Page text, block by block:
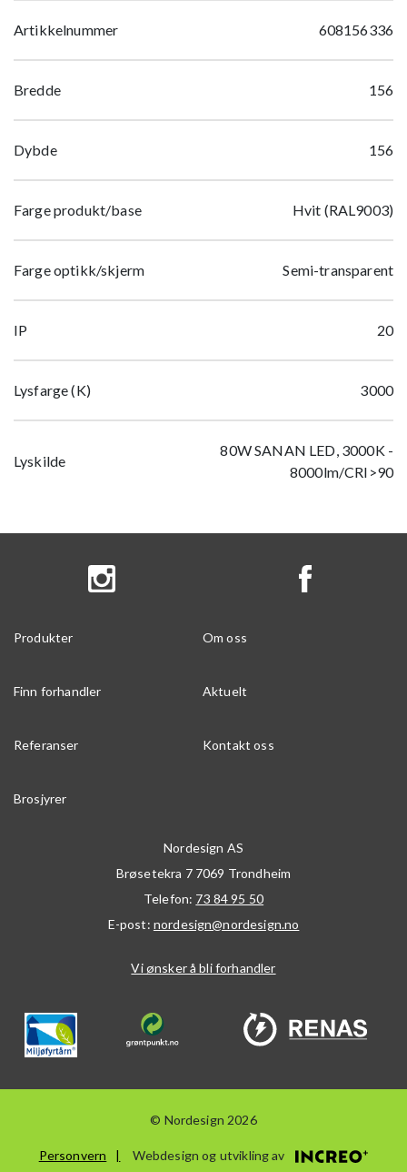
Artikkelnummer 608156336
Bredde 156
Dybde 156
Farge produkt/base Hvit (RAL9003)
Farge optikk/skjerm Semi-transparent
IP 20
Lysfarge (K) 3000
Lyskilde
80W SANAN LED, 3000K -
8000lm/CRI>90
Produkter Om oss
Finn forhandler Aktuelt
Referanser Kontakt oss
Brosjyrer
Nordesign AS
Brøsetekra 7 7069 Trondheim
Telefon: 73 84 95 50
E-post: nordesign@nordesign.no
Vi ønsker å bli forhandler
© Nordesign 2026
Personvern Webdesign og utvikling av